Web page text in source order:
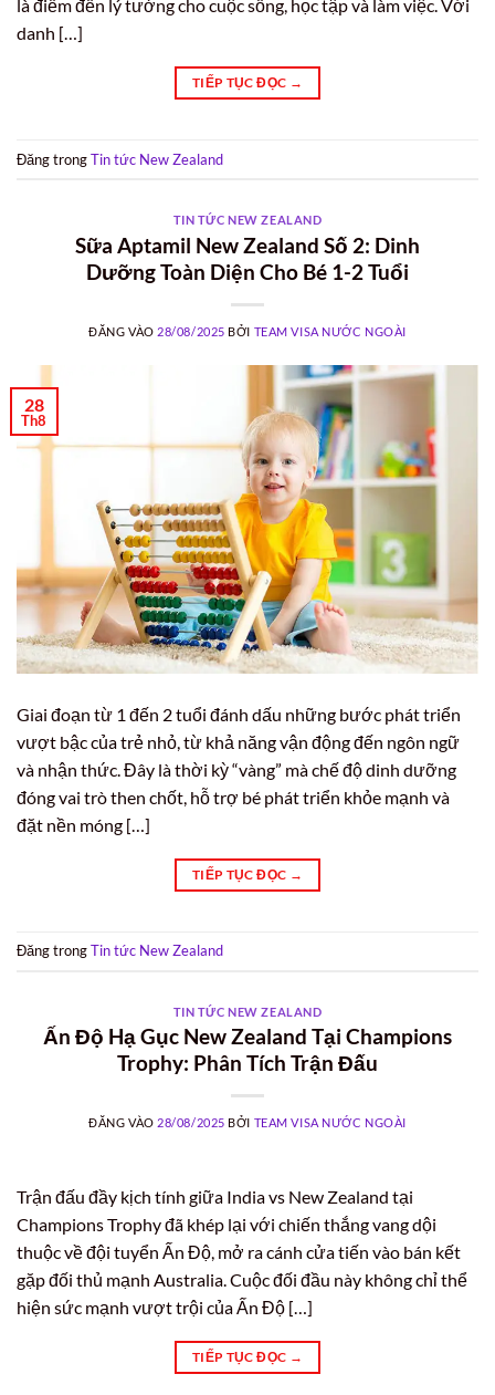
là điểm đến lý tưởng cho cuộc sống, học tập và làm việc. Với
danh […]
TIẾP TỤC ĐỌC →
Đăng trongTin tức New Zealand
TIN TỨC NEW ZEALAND
Sữa Aptamil New Zealand Số 2: Dinh
Dưỡng Toàn Diện Cho Bé 1-2 Tuổi
ĐĂNG VÀO 28/08/2025 BỞI TEAM VISA NƯỚC NGOÀI
28
Th8
Giai đoạn từ 1 đến 2 tuổi đánh dấu những bước phát triển
vượt bậc của trẻ nhỏ, từ khả năng vận động đến ngôn ngữ
và nhận thức. Đây là thời kỳ “vàng” mà chế độ dinh dưỡng
đóng vai trò then chốt, hỗ trợ bé phát triển khỏe mạnh và
đặt nền móng […]
TIẾP TỤC ĐỌC →
Đăng trongTin tức New Zealand
TIN TỨC NEW ZEALAND
Ấn Độ Hạ Gục New Zealand Tại Champions
Trophy: Phân Tích Trận Đấu
ĐĂNG VÀO 28/08/2025 BỞI TEAM VISA NƯỚC NGOÀI
Trận đấu đầy kịch tính giữa India vs New Zealand tại
Champions Trophy đã khép lại với chiến thắng vang dội
thuộc về đội tuyển Ấn Độ, mở ra cánh cửa tiến vào bán kết
gặp đối thủ mạnh Australia. Cuộc đối đầu này không chỉ thể
hiện sức mạnh vượt trội của Ấn Độ […]
TIẾP TỤC ĐỌC →